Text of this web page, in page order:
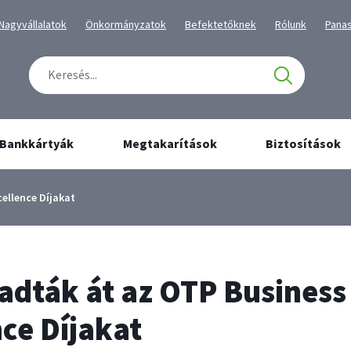
Kiválaszott
Önkormányzatok
Kiválaszott
Befektetőknek
Kiválaszott
Rólunk
Keresés
száma:
0
Bankkártyák Megtakarítások Biztosítások
Díjakat
át az OTP Business
Díjakat